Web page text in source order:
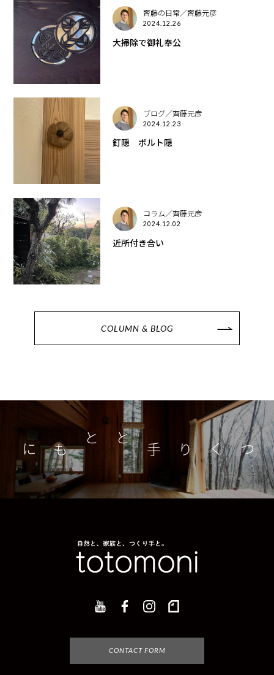
齊藤の日常／齊藤元彦
2024.12.26
大掃除で御礼奉公
ブログ／齊藤元彦
2024.12.23
釘隠 ボルト隠
コラム／齊藤元彦
2024.12.02
近所付き合い
COLUMN & BLOG
つくり手とともに
CONTACT FORM